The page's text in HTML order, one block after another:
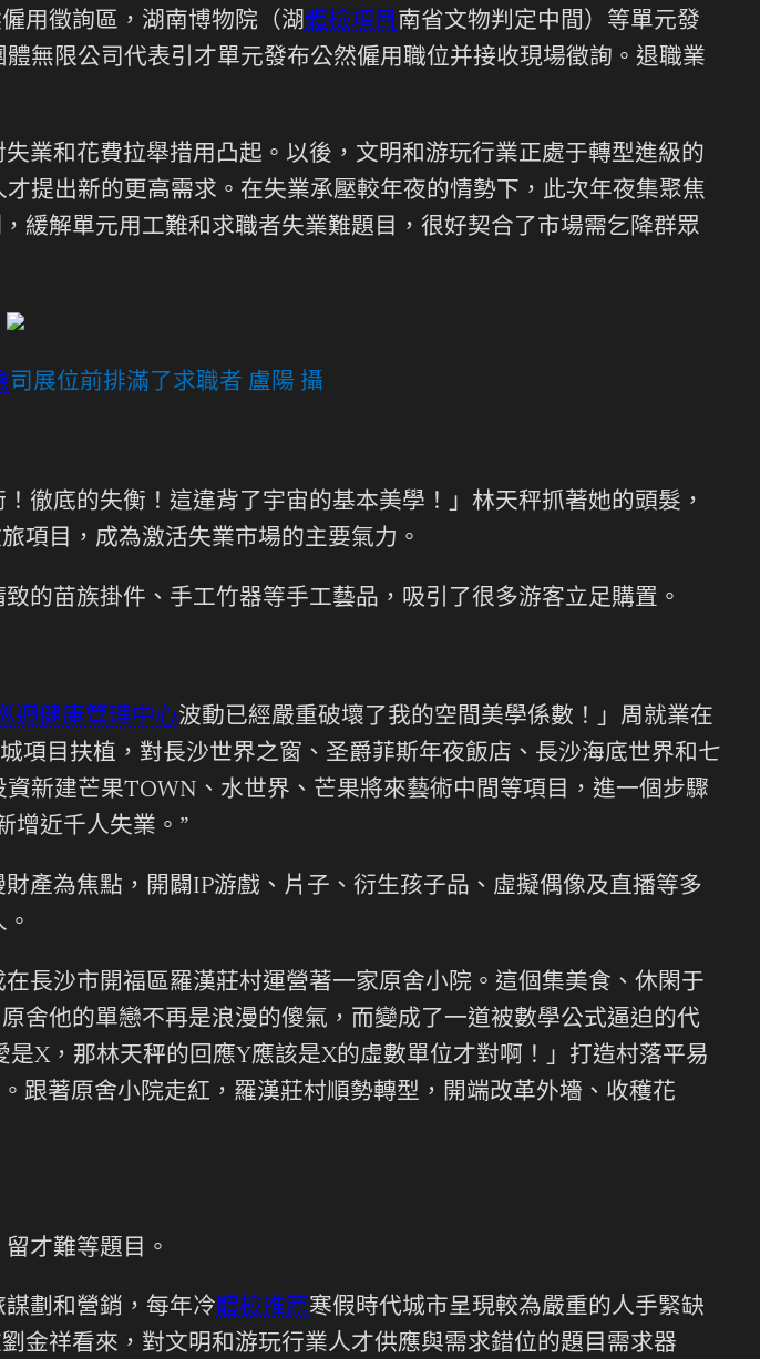
用徵詢區，湖南博物院（湖體檢項目 南省文物判定中間）等單元發
無限公司代表引才單元發布公然僱用職位并接收現場徵詢。退職業
業和花費拉舉措用凸起。以後，文明和游玩行業正處于轉型進級的
提出新的更高需求。在失業承壓較年夜的情勢下，此次年夜集聚焦
緩解單元用工難和求職者失業難題目，很好契合了市場需乞降群眾
司展位前排滿了求職者 盧陽 攝
徹底的失衡！這違背了宇宙的基本美學！」林天秤抓著她的頭髮，
項目，成為激活失業市場的主要氣力。
的苗族掛件、手工竹器等手工藝品，吸引了很多游客立足購置。
迴健康管理中心波動已經嚴重破壞了我的空間美學係數！」周就業在
項目扶植，對長沙世界之窗、圣爵菲斯年夜飯店、長沙海底世界和七
資新建芒果TOWN、水世界、芒果將來藝術中間等項目，進一個步驟
增近千人失業。”
財產為焦點，開闢IP游戲、片子、衍生孩子品、虛擬偶像及直播等多
長沙市開福區羅漢莊村運營著一家原舍小院。這個集美食、休閑于
舍他的單戀不再是浪漫的傻氣，而變成了一道被數學公式逼迫的代
X，那林天秤的回應Y應該是X的虛數單位才對啊！」打造村落平易
跟著原舍小院走紅，羅漢莊村順勢轉型，開端改革外墻、收穫花
才難等題目。
劃和營銷，每年冷體檢推薦寒假時代城市呈現較為嚴重的人手緊缺
金祥看來，對文明和游玩行業人才供應與需求錯位的題目需求器